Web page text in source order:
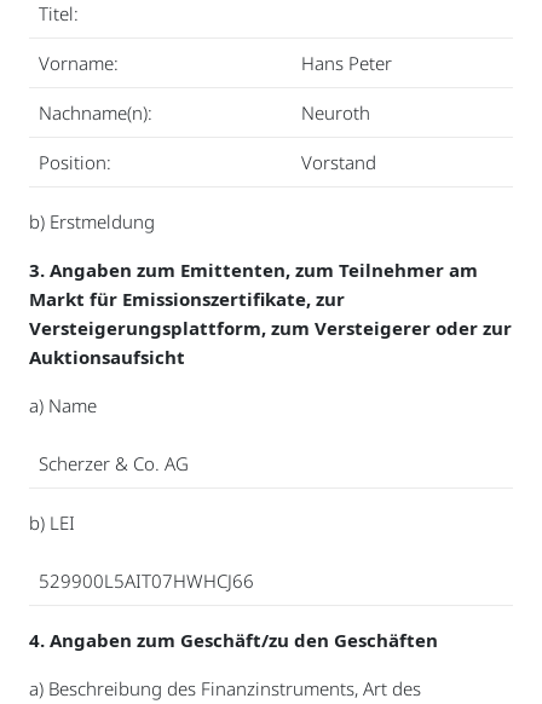
Titel:
Vorname: Hans Peter
Nachname(n): Neuroth
Position: Vorstand
b) Erstmeldung
3. Angaben zum Emittenten, zum Teilnehmer am
Markt für Emissionszertifikate, zur
Versteigerungsplattform, zum Versteigerer oder zur
Auktionsaufsicht
a) Name
Scherzer & Co. AG
b) LEI
529900L5AIT07HWHCJ66
4. Angaben zum Geschäft/zu den Geschäften
a) Beschreibung des Finanzinstruments, Art des